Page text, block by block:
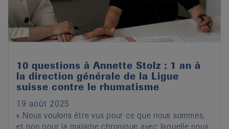
10 questions à Annette Stolz : 1 an à
la direction générale de la Ligue
suisse contre le rhumatisme
19 août 2025
« Nous voulons être vus pour ce que nous sommes,
et non pour la maladie chronique avec laquelle nous